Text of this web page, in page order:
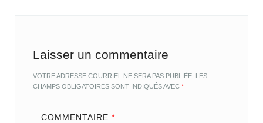
Laisser un commentaire
VOTRE ADRESSE COURRIEL NE SERA PAS PUBLIÉE. LES
CHAMPS OBLIGATOIRES SONT INDIQUÉS AVEC*
COMMENTAIRE *